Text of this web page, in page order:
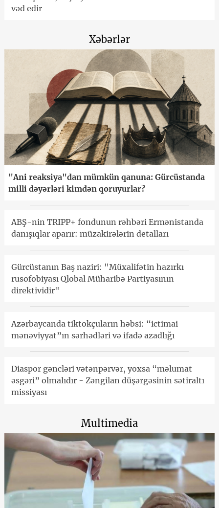
vəd edir
Xəbərlər
"Ani reaksiya"dan mümkün qanuna: Gürcüstanda
milli dəyərləri kimdən qoruyurlar?
ABŞ-nin TRIPP+ fondunun rəhbəri Ermənistanda
danışıqlar aparır: müzakirələrin detalları
Gürcüstanın Baş naziri: "Müxalifətin hazırkı
rusofobiyası Qlobal Müharibə Partiyasının
direktividir"
Azərbaycanda tiktokçuların həbsi: “ictimai
mənəviyyat”ın sərhədləri və ifadə azadlığı
Diaspor gəncləri vətənpərvər, yoxsa “məlumat
əsgəri” olmalıdır - Zəngilan düşərgəsinin sətiraltı
missiyası
Multimedia